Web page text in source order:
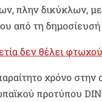
πλην δικύκλων,
από τη δημοσίευσή
δεν θέλει
χρόνο
προτύπου